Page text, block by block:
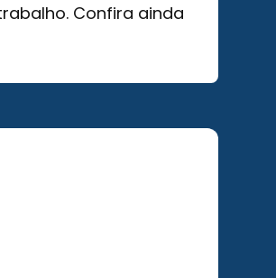
Confira ainda